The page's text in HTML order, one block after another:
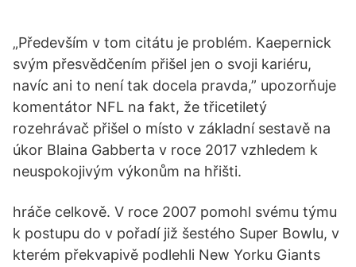
„Především v tom citátu je problém. Kaepernick
svým přesvědčením přišel jen o svoji kariéru,
navíc ani to není tak docela pravda,” upozorňuje
komentátor NFL na fakt, že třicetiletý
rozehrávač přišel o místo v základní sestavě na
úkor Blaina Gabberta v roce 2017 vzhledem k
neuspokojivým výkonům na hřišti.
hráče celkově. V roce 2007 pomohl svému týmu
k postupu do v pořadí již šestého Super Bowlu, v
kterém překvapivě podlehli New Yorku Giants